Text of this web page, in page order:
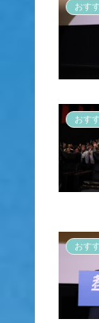
おす
おす
おす